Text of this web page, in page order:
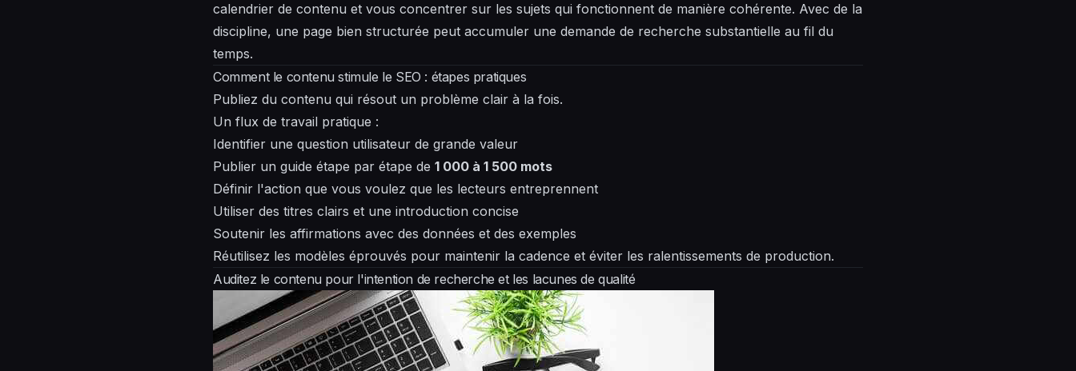
calendrier de contenu et vous concentrer sur les sujets qui fonctionnent de manière cohérente. Avec de la
discipline, une page bien structurée peut accumuler une demande de recherche substantielle au fil du
temps.
Comment le contenu stimule le SEO : étapes pratiques
Publiez du contenu qui résout un problème clair à la fois.
Un flux de travail pratique :
Identifier une question utilisateur de grande valeur
Publier un guide étape par étape de 1 000 à 1 500 mots
Définir l'action que vous voulez que les lecteurs entreprennent
Utiliser des titres clairs et une introduction concise
Soutenir les affirmations avec des données et des exemples
Réutilisez les modèles éprouvés pour maintenir la cadence et éviter les ralentissements de production.
Auditez le contenu pour l'intention de recherche et les lacunes de qualité